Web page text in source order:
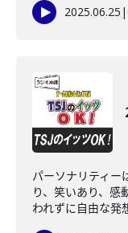
2025.06.25 |
パーソナリティー
り、笑いあり、感
われずに自由な発